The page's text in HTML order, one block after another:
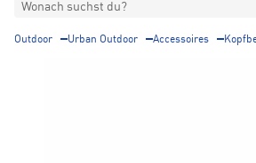
Wonach suchst du?
Outdoor Urban Outdoor Accessoires